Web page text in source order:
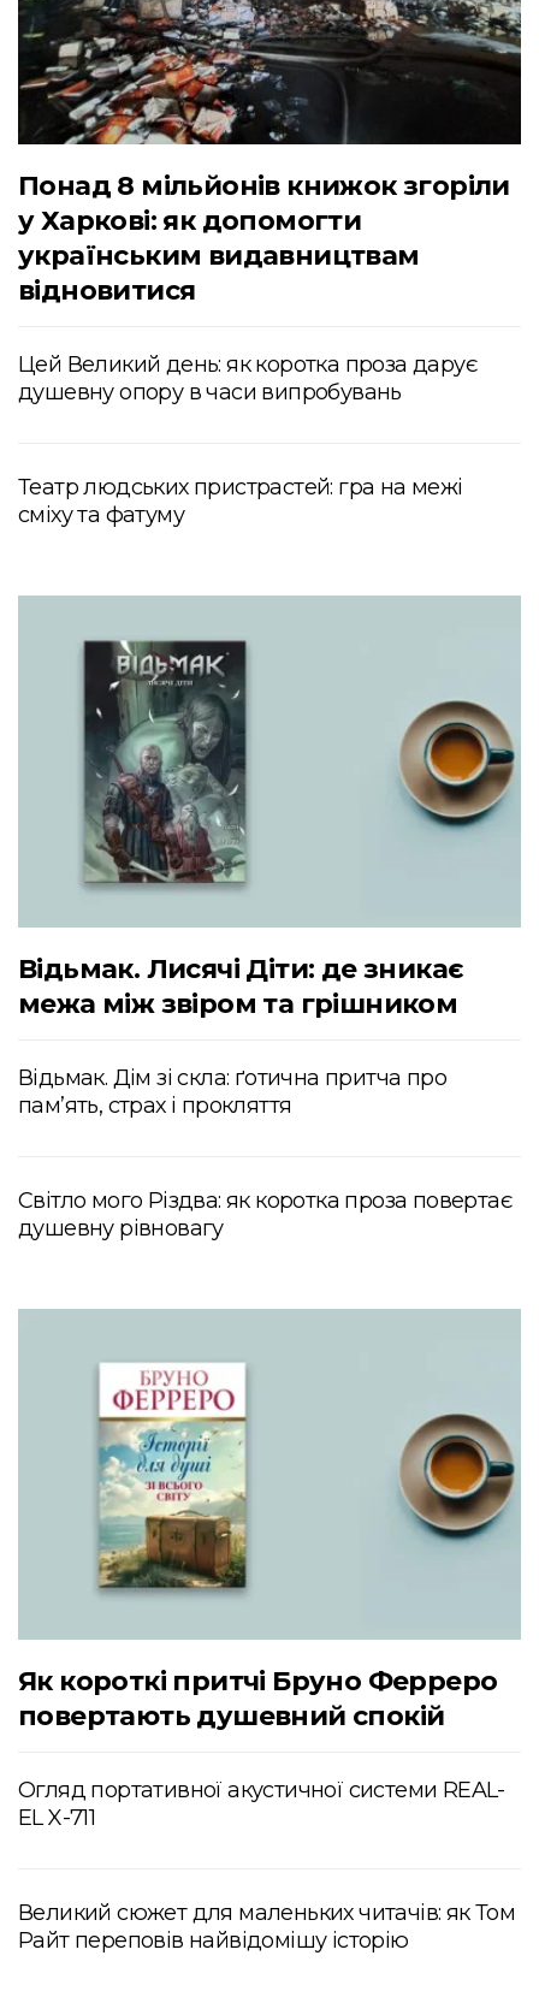
Понад 8 мільйонів книжок згоріли
у Харкові: як допомогти
українським видавництвам
відновитися
Цей Великий день: як коротка проза дарує
душевну опору в часи випробувань
Театр людських пристрастей: гра на межі
сміху та фатуму
Відьмак. Лисячі Діти: де зникає
межа між звіром та грішником
Відьмак. Дім зі скла: ґотична притча про
пам’ять, страх і прокляття
Світло мого Різдва: як коротка проза повертає
душевну рівновагу
Як короткі притчі Бруно Ферреро
повертають душевний спокій
Огляд портативної акустичної системи REAL-
EL X-711
Великий сюжет для маленьких читачів: як Том
Райт переповів найвідомішу історію